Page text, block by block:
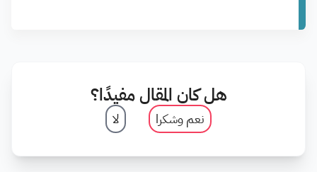
هل كان المقال مفيدًا؟
نعم وشكرا لا